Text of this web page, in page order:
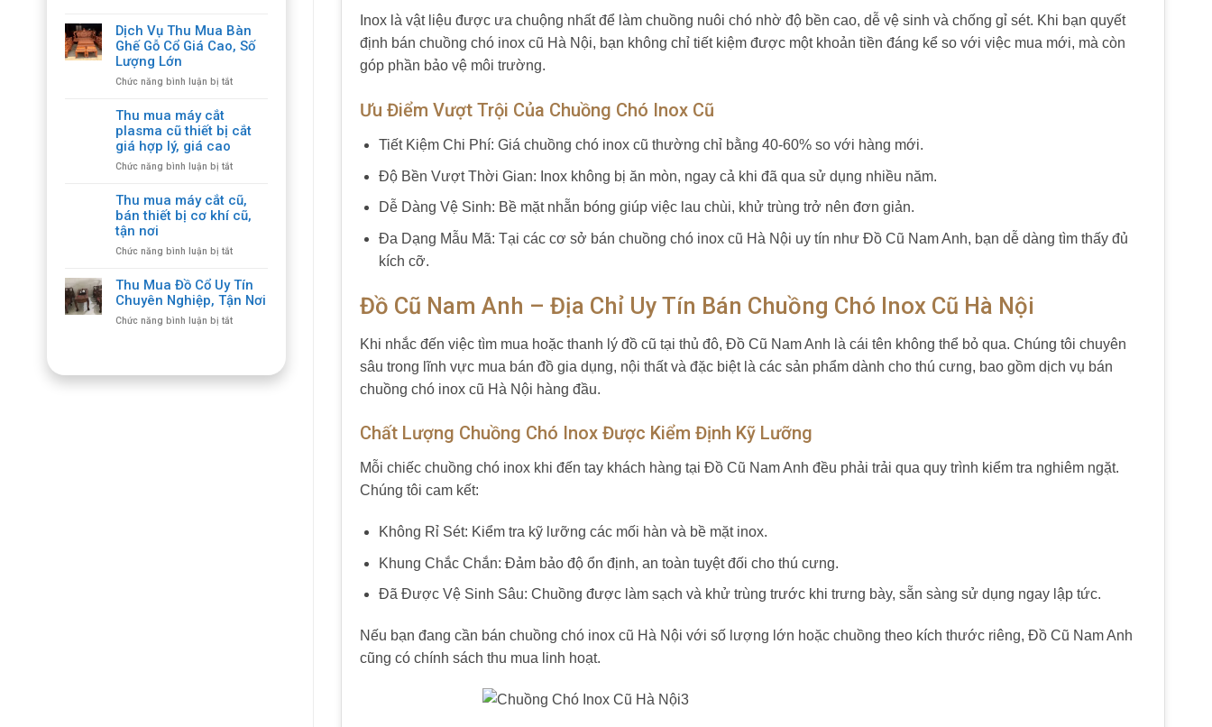
Dịch Vụ Thu Mua Bàn
Ghế Gỗ Cổ Giá Cao, Số
Lượng Lớn
Chức năng bình luận bị tắtở
Thu
Mua
Ghế
Cổ
Giá
Cao,
Lượng
Thu mua máy cắt
plasma cũ thiết bị cắt
giá hợp lý, giá cao
Chức năng bình luận bị tắtở
mua
máy
cắt
cũ
bị
cắt
hợp
Thu mua máy cắt cũ,
bán thiết bị cơ khí cũ,
tận nơi
Chức năng bình luận bị tắtở
mua
máy
cắt
cũ,
Thu Mua Đồ Cổ Uy Tín
Chuyên Nghiệp, Tận Nơi
Chức năng bình luận bị tắtở
Cổ
Inox là vật liệu được ưa chuộng nhất để làm chuồng nuôi chó nhờ độ bền cao, dễ vệ sinh và chống gỉ sét. Khi bạn quyết
định bán chuồng chó inox cũ Hà Nội, bạn không chỉ tiết kiệm được một khoản tiền đáng kể so với việc mua mới, mà còn
góp phần bảo vệ môi trường.
Ưu Điểm Vượt Trội Của Chuồng Chó Inox Cũ
Tiết Kiệm Chi Phí: Giá chuồng chó inox cũ thường chỉ bằng 40-60% so với hàng mới.
Độ Bền Vượt Thời Gian: Inox không bị ăn mòn, ngay cả khi đã qua sử dụng nhiều năm.
Dễ Dàng Vệ Sinh: Bề mặt nhẵn bóng giúp việc lau chùi, khử trùng trở nên đơn giản.
Đa Dạng Mẫu Mã: Tại các cơ sở bán chuồng chó inox cũ Hà Nội uy tín như Đồ Cũ Nam Anh, bạn dễ dàng tìm thấy đủ
kích cỡ.
Đồ Cũ Nam Anh – Địa Chỉ Uy Tín Bán Chuồng Chó Inox Cũ Hà Nội
Khi nhắc đến việc tìm mua hoặc thanh lý đồ cũ tại thủ đô, Đồ Cũ Nam Anh là cái tên không thể bỏ qua. Chúng tôi chuyên
sâu trong lĩnh vực mua bán đồ gia dụng, nội thất và đặc biệt là các sản phẩm dành cho thú cưng, bao gồm dịch vụ bán
chuồng chó inox cũ Hà Nội hàng đầu.
Chất Lượng Chuồng Chó Inox Được Kiểm Định Kỹ Lưỡng
Mỗi chiếc chuồng chó inox khi đến tay khách hàng tại Đồ Cũ Nam Anh đều phải trải qua quy trình kiểm tra nghiêm ngặt.
Chúng tôi cam kết:
Không Rỉ Sét: Kiểm tra kỹ lưỡng các mối hàn và bề mặt inox.
Khung Chắc Chắn: Đảm bảo độ ổn định, an toàn tuyệt đối cho thú cưng.
Đã Được Vệ Sinh Sâu: Chuồng được làm sạch và khử trùng trước khi trưng bày, sẵn sàng sử dụng ngay lập tức.
Nếu bạn đang cần bán chuồng chó inox cũ Hà Nội với số lượng lớn hoặc chuồng theo kích thước riêng, Đồ Cũ Nam Anh
cũng có chính sách thu mua linh hoạt.